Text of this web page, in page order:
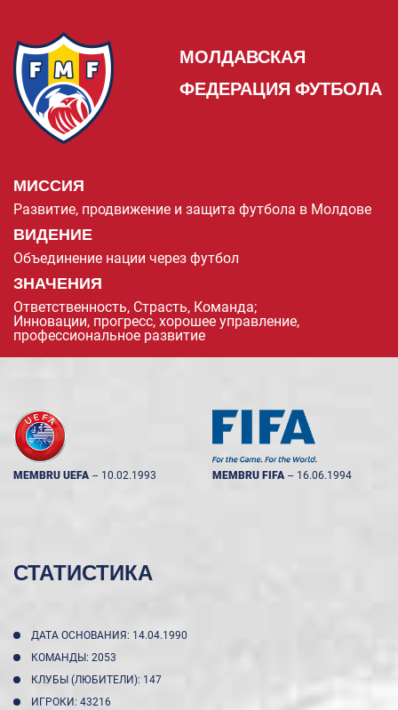
МОЛДАВСКАЯ
ФЕДЕРАЦИЯ ФУТБОЛА
МИССИЯ
Развитие, продвижение и защита футбола в Молдове
ВИДЕНИЕ
Объединение нации через футбол
ЗНАЧЕНИЯ
Ответственность, Страсть, Команда;
Инновации, прогресс, хорошее управление,
профессиональное развитие
MEMBRU UEFA -- 10.02.1993 MEMBRU FIFA -- 16.06.1994
СТАТИСТИКА
ДАТА ОСНОВАНИЯ: 14.04.1990
КОМАНДЫ: 2053
КЛУБЫ (ЛЮБИТЕЛИ): 147
ИГРОКИ: 43216